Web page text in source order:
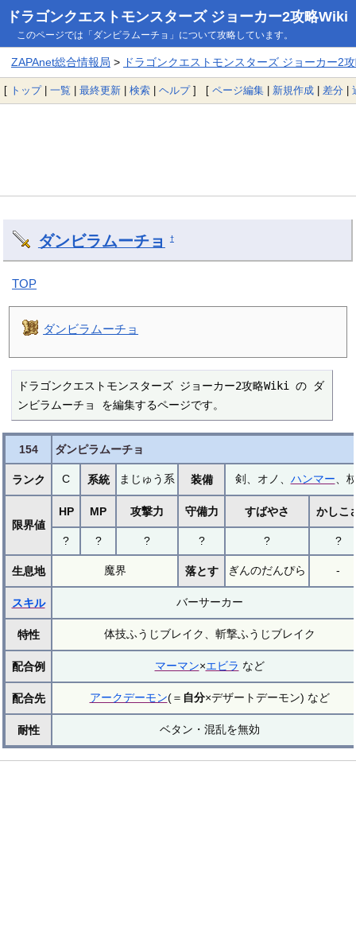
ドラゴンクエストモンスターズ ジョーカー2攻略Wiki
このページでは「ダンビラムーチョ」について攻略しています。
ZAPAnet総合情報局 > ドラゴンクエストモンスターズ ジョーカー2
[ トップ| 一覧 | 最終更新 | 検索 | ヘルプ] [ ページ編集 | 新規作成 | 差分 |
ダンビラムーチョ †
TOP
ダンビラムーチョ
ドラゴンクエストモンスターズ ジョーカー2攻略Wiki の ダ
ンビラムーチョ を編集するページです。
154 ダンピラムーチョ
ランク C 系統 まじゅう系 装備 剣、オノ、 ハンマー、
限界値
HP MP 攻撃力 守備力 すばやさ かしこ
? ? ? ? ? ?
生息地 魔界 落とす ぎんのだんぴら -
スキル バーサーカー
特性 体技ふうじブレイク、斬撃ふうじブレイク
配合例 マーマン×エビラ など
配合先 アークデーモン(＝ 自分×デザートデーモン) など
耐性 ベタン・混乱を無効